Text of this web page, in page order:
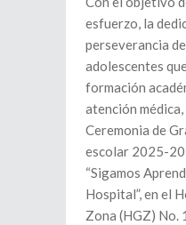
esfuerzo, la
perseverancia
adolescentes
formación
atención
Ceremonia de
escolar 2025-
“Sigamos
Hospital”, en el
Zona (HGZ) No.